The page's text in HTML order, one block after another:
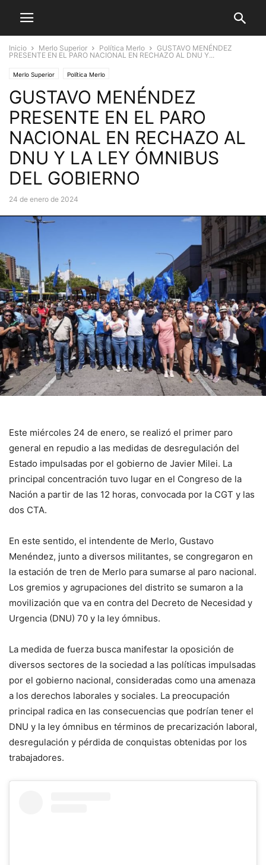
Inicio Merlo Superior Política Merlo
GUSTAVO MENÉNDEZ
PRESENTE EN EL PARO NACIONAL EN RECHAZO AL DNU Y...
Merlo Superior Política Merlo
GUSTAVO MENÉNDEZ
PRESENTE EN EL PARO
NACIONAL EN RECHAZO AL
DNU Y LA LEY ÓMNIBUS
DEL GOBIERNO
24 de enero de 2024
Este miércoles 24 de enero, se realizó el primer paro
general en repudio a las medidas de desregulación del
Estado impulsadas por el gobierno de Javier Milei. La
principal concentración tuvo lugar en el Congreso de la
Nación a partir de las 12 horas, convocada por la CGT y las
dos CTA.
En este sentido, el intendente de Merlo, Gustavo
Menéndez, junto a diversos militantes, se congregaron en
la estación de tren de Merlo para sumarse al paro nacional.
Los gremios y agrupaciones del distrito se sumaron a la
movilización que va en contra del Decreto de Necesidad y
Urgencia (DNU) 70 y la ley ómnibus.
La medida de fuerza busca manifestar la oposición de
diversos sectores de la sociedad a las políticas impulsadas
por el gobierno nacional, consideradas como una amenaza
a los derechos laborales y sociales. La preocupación
principal radica en las consecuencias que podrían tener el
DNU y la ley ómnibus en términos de precarización laboral,
desregulación y pérdida de conquistas obtenidas por los
trabajadores.